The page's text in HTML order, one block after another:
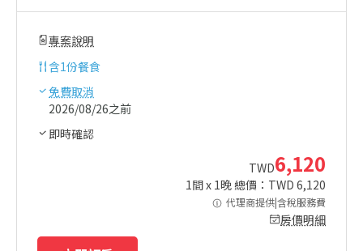
專案說明
含1份餐食
免費取消
2026/08/26之前
即時確認
TWD6,120
1間 x 1晚 總價：TWD 6,120
代理商提供|含稅服務費
房價明細